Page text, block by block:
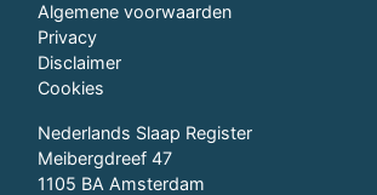
Algemene voorwaarden
Privacy
Disclaimer
Cookies
Nederlands Slaap Register
Meibergdreef 47
1105 BA Amsterdam